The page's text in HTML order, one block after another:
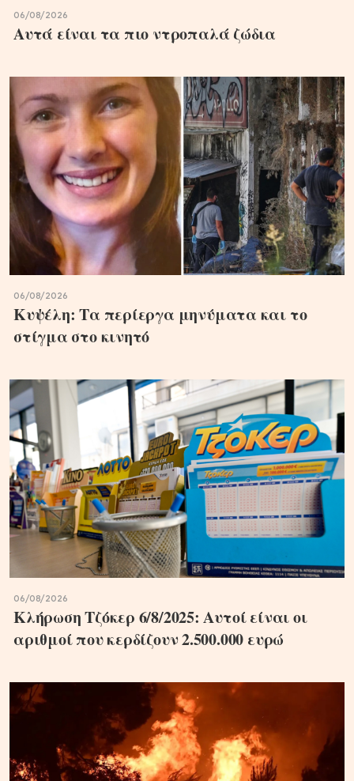
06/08/2026
Αυτά είναι τα πιο ντροπαλά ζώδια
06/08/2026
Κυψέλη: Τα περίεργα μηνύματα και το
στίγμα στο κινητό
06/08/2026
Κλήρωση Τζόκερ 6/8/2025: Αυτοί είναι οι
αριθμοί που κερδίζουν 2.500.000 ευρώ